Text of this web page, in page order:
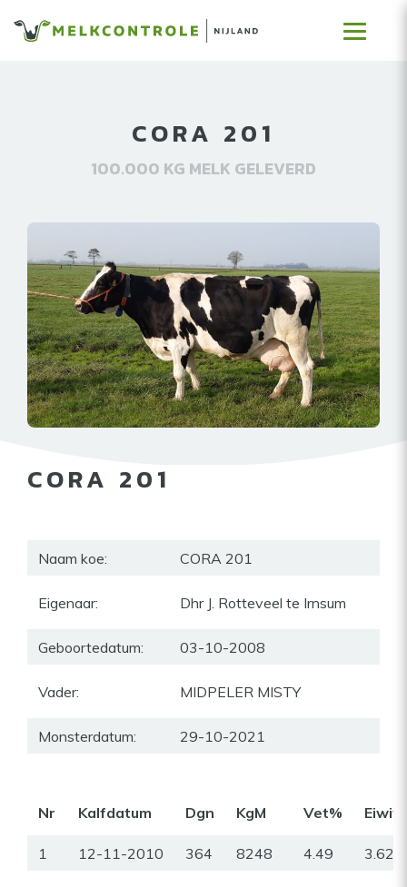
CORA 201
100.000 KG MELK GELEVERD
CORA 201
Naam koe: CORA 201
Eigenaar: Dhr J. Rotteveel te Irnsum
Geboortedatum: 03-10-2008
Vader: MIDPELER MISTY
Monsterdatum: 29-10-2021
Nr Kalfdatum Dgn KgM Vet%
1 12-11-2010 364 8248 4.49 3.62